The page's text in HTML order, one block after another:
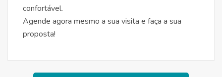
confortável.
Agende agora mesmo a sua visita e faça a sua
proposta!